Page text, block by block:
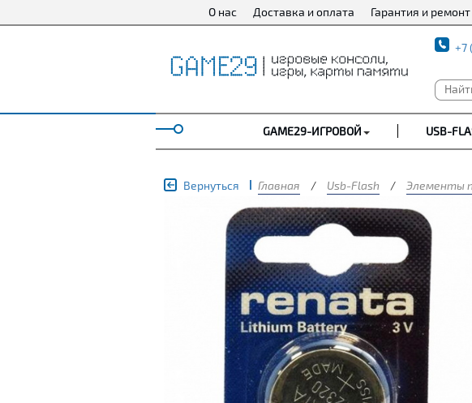
О нас Доставка и оплата Гарантия и ремонт
+7
GAME29-ИГРОВОЙ USB-
Вернуться Главная / Usb-Flash / Элементы